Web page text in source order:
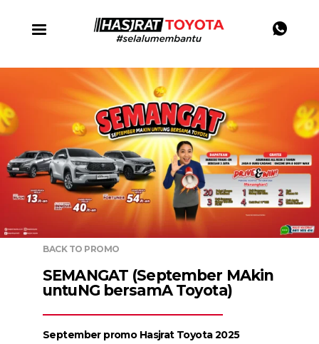
BACK TO PROMO
SEMANGAT (September MAkin
untuNG bersamA Toyota)
September promo Hasjrat Toyota 2025